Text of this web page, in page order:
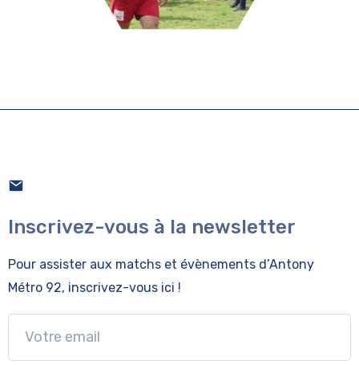
Inscrivez-vous à la newsletter
Pour assister aux matchs et évènements d’Antony
Métro 92, inscrivez-vous ici !